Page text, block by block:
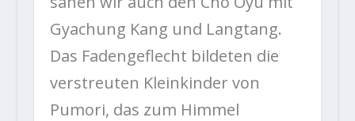
Gyachung Kang und Langtang.
Das Fadengeflecht bildeten die
verstreuten Kleinkinder von
Pumori, das zum Himmel